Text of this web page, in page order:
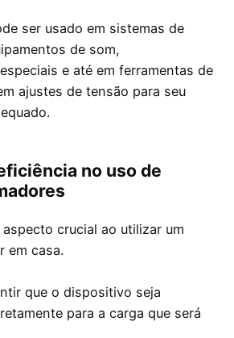
ser usado em sistemas de
de som,
e até em ferramentas de
ajustes de tensão para seu
no uso de
crucial ao utilizar um
em casa.
que o dispositivo seja
para a carga que será